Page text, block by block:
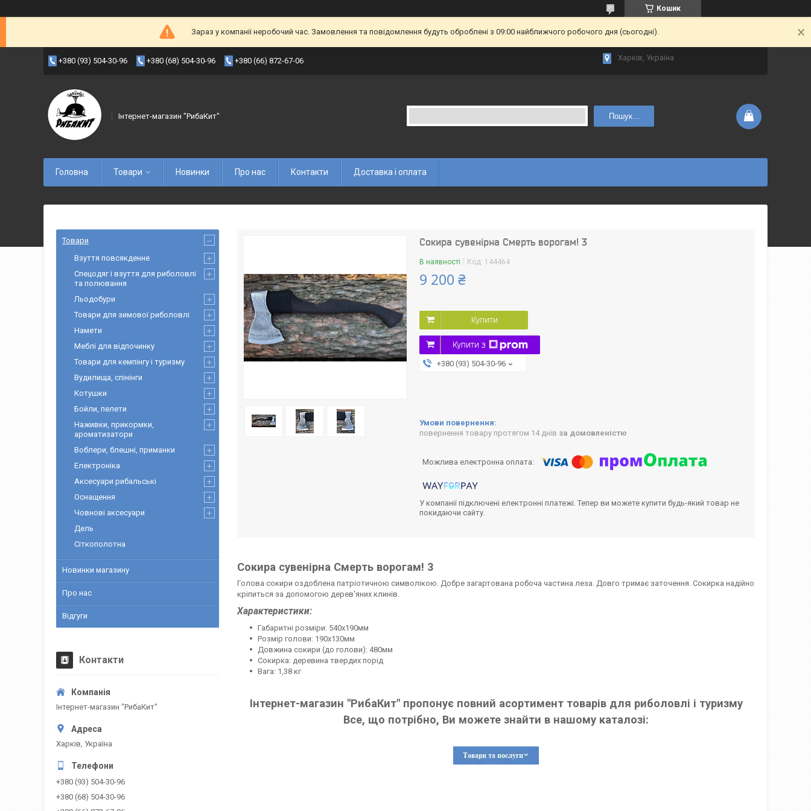
Кошик
Зараз у компанії неробочий час. Замовлення та повідомлення будуть оброблені з 09:00 найближчого робочого дня (сьогодні).
+380 (93) 504-30-96 +380 (68) 504-30-96 +380 (66) 872-67-06 Харків, Україна
Інтернет-магазин "РибаКит" Пошук...
Головна Товари Новинки Про нас Контакти Доставка і оплата
Сокира сувенірна Смерть ворогам! 3
В наявності Код: 144464
9 200 ₴
Купити
Купити з
+380 (93) 504-30-96
повернення товару протягом 14 днів за домовленістю
У компанії підключені електронні платежі. Тепер ви можете купити будь-який товар не
покидаючи сайту.
Сокира сувенірна Смерть ворогам! 3
Голова сокири оздоблена патріотичною символікою. Добре загартована робоча частина леза. Довго тримає заточення. Сокирка надійно
кріпиться за допомогою дерев'яних клинів.
Характеристики:
Габаритні розміри: 540х190мм
Розмір голови: 190х130мм
Довжина сокири (до голови): 480мм
Сокирка: деревина твердих порід
Вага: 1,38 кг
Інтернет-магазин "РибаКит" пропонує повний асортимент товарів для риболовлі і туризму
Все, що потрібно, Ви можете знайти в нашому каталозі:
Товари
Взуття повсякденне
Спецодяг і взуття для риболовлі
та полювання
Льодобури
Товари для зимової риболовлі
Намети
Меблі для відпочинку
Товари для кемпінгу і туризму
Вудилища, спінінги
Котушки
Бойли, пелети
Наживки, прикормки,
ароматизатори
Воблери, блешні, приманки
Електроніка
Аксесуари рибальські
Оснащення
Човнові аксесуари
Дель
Сіткополотна
Новинки магазину
Про нас
Відгуги
Контакти
Інтернет-магазин "РибаКит"
Харків, Україна
+380 (93) 504-30-96
+380 (68) 504-30-96